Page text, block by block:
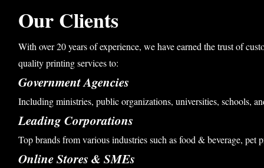
Our Clients
With over 20 years of experience, we have earned the trust of
quality printing services to:
Government Agencies
Including ministries, public organizations, universities, schools,
Leading Corporations
Top brands from various industries such as food & beverage, pet
Online Stores & SMEs